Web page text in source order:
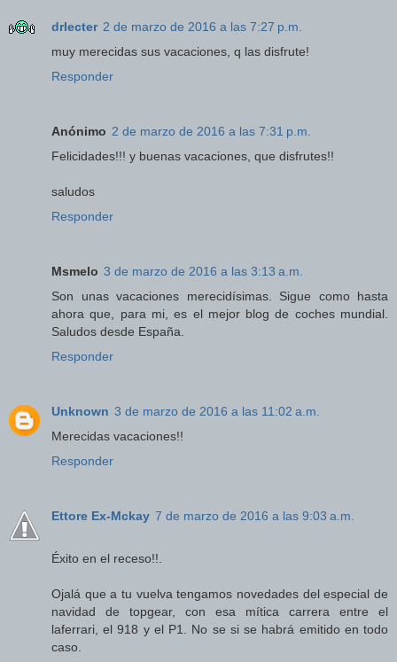
drlecter 2 de marzo de 2016 a las 7:27 p.m.
muy merecidas sus vacaciones, q las disfrute!
Responder
Anónimo 2 de marzo de 2016 a las 7:31 p.m.
Felicidades!!! y buenas vacaciones, que disfrutes!!
saludos
Responder
Msmelo 3 de marzo de 2016 a las 3:13 a.m.
Son unas vacaciones merecidísimas. Sigue como hasta
ahora que, para mi, es el mejor blog de coches mundial.
Saludos desde España.
Responder
Unknown 3 de marzo de 2016 a las 11:02 a.m.
Merecidas vacaciones!!
Responder
Ettore Ex-Mckay 7 de marzo de 2016 a las 9:03 a.m.
Éxito en el receso!!.
Ojalá que a tu vuelva tengamos novedades del especial de
navidad de topgear, con esa mítica carrera entre el
laferrari, el 918 y el P1. No se si se habrá emitido en todo
caso.